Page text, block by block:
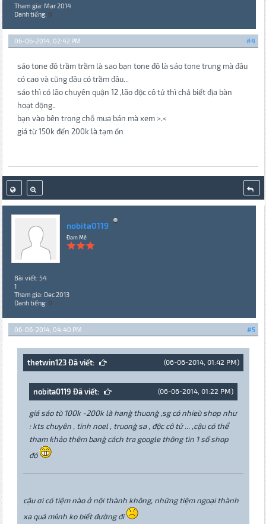
Tham gia: Mar 2014
Danh tiếng: 0
#4
06-06-2014, 02:42 PM
sáo tone đô trầm trầm là sao bạn tone đô là sáo tone trung mà đâu
có cao và cũng đâu có trầm đâu...
sáo thì có lão chuyên quận 12 ,lão độc cô tử thì chả biết địa bàn
hoạt động..
bạn vào bên trong chỗ mua bán mà xem >.<
giá từ 150k đến 200k là tạm ổn
nobita0119
Đam Mê
Bài viết: 54
1
Tham gia: Dec 2013
Danh tiếng: 0
#5
06-06-2014, 04:40 PM
(06-06-2014, 01:42 PM)
thetwin123 Đã viết:
(06-06-2014, 01:22 PM)
nobita0119 Đã viết:
giá sáo tu` 100k -200k la` hang` thuong` ,sg có nhieu` shop như
: kts chuyên , tinh noel , truong` sa , độc cô tử ... ,cậu có thể
tham khảo thêm bang` cách tra google thông tin 1 số shop
đó
cậu ơi có tiệm nào ở nội thành không, những tiệm ngoại thành
xa quá miình ko biết đường đi